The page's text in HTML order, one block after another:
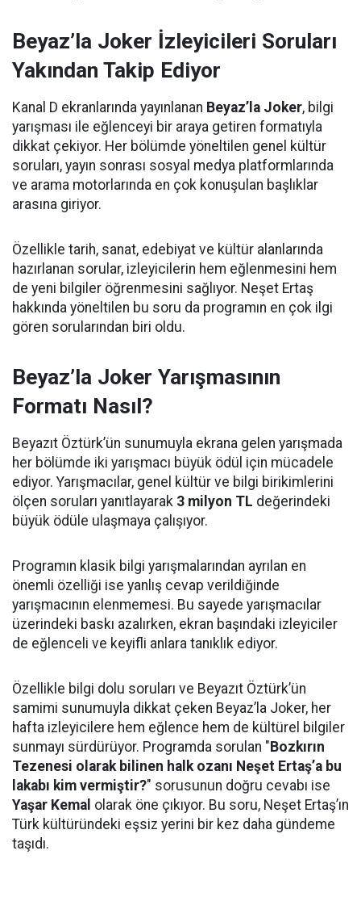
Beyaz’la Joker İzleyicileri Soruları
Yakından Takip Ediyor
Kanal D ekranlarında yayınlanan Beyaz’la Joker, bilgi
yarışması ile eğlenceyi bir araya getiren formatıyla
dikkat çekiyor. Her bölümde yöneltilen genel kültür
soruları, yayın sonrası sosyal medya platformlarında
ve arama motorlarında en çok konuşulan başlıklar
arasına giriyor.
Özellikle tarih, sanat, edebiyat ve kültür alanlarında
hazırlanan sorular, izleyicilerin hem eğlenmesini hem
de yeni bilgiler öğrenmesini sağlıyor. Neşet Ertaş
hakkında yöneltilen bu soru da programın en çok ilgi
gören sorularından biri oldu.
Beyaz’la Joker Yarışmasının
Formatı Nasıl?
Beyazıt Öztürk’ün sunumuyla ekrana gelen yarışmada
her bölümde iki yarışmacı büyük ödül için mücadele
ediyor. Yarışmacılar, genel kültür ve bilgi birikimlerini
ölçen soruları yanıtlayarak 3 milyon TL değerindeki
büyük ödüle ulaşmaya çalışıyor.
Programın klasik bilgi yarışmalarından ayrılan en
önemli özelliği ise yanlış cevap verildiğinde
yarışmacının elenmemesi. Bu sayede yarışmacılar
üzerindeki baskı azalırken, ekran başındaki izleyiciler
de eğlenceli ve keyifli anlara tanıklık ediyor.
Özellikle bilgi dolu soruları ve Beyazıt Öztürk’ün
samimi sunumuyla dikkat çeken Beyaz’la Joker, her
hafta izleyicilere hem eğlence hem de kültürel bilgiler
sunmayı sürdürüyor. Programda sorulan " Bozkırın
Tezenesi olarak bilinen halk ozanı Neşet Ertaş’a bu
lakabı kim vermiştir?" sorusunun doğru cevabı ise
Yaşar Kemal olarak öne çıkıyor. Bu soru, Neşet Ertaş’ın
Türk kültüründeki eşsiz yerini bir kez daha gündeme
taşıdı.